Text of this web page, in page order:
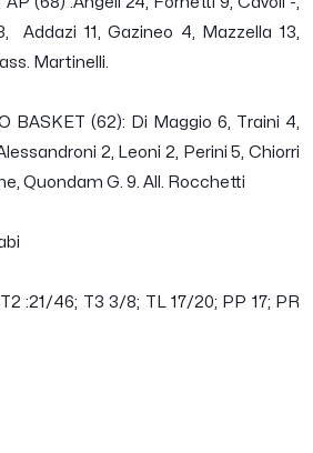
Addazi 11, Gazineo 4, Mazzella 13,
Martinelli.
BASKET (62): Di Maggio 6, Traini 4,
2, Leoni 2, Perini 5, Chiorri
Quondam G. 9. All. Rocchetti
:21/46; T3 3/8; TL 17/20; PP 17; PR